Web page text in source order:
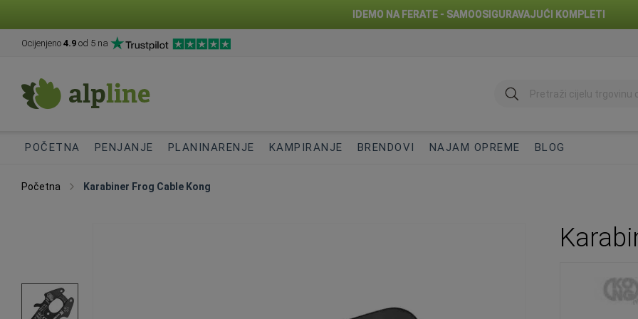
IDEMO NA FERATE - SAMOOSIGURAVAJUĆI KOMPLETI
Ocijenjeno 4.9 od 5 na
traži
POČETNA PENJANJE PLANINARENJE KAMPIRANJE BRENDOVI NAJAM OPREME BLOG
Početna Karabiner Frog Cable Kong
of
the